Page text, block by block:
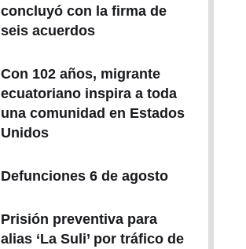
concluyó con la firma de
seis acuerdos
Con 102 años, migrante
ecuatoriano inspira a toda
una comunidad en Estados
Unidos
Defunciones 6 de agosto
Prisión preventiva para
alias ‘La Suli’ por tráfico de